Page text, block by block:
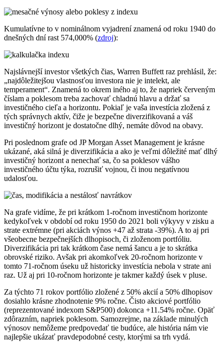
Kumulatívne to v nominálnom vyjadrení znamená od roku 1940 do
dnešných dní rast 574,000% (zdroj):
Najslávnejší investor všetkých čias, Warren Buffett raz prehlásil, že:
„najdôležitejšou vlastnosťou investora nie je intelekt, ale
temperament“. Znamená to okrem iného aj to, že napriek červeným
číslam a poklesom treba zachovať chladnú hlavu a držať sa
investičného cieľa a horizontu. Pokiaľ je vaša investícia zložená z
tých správnych aktív, čiže je bezpečne diverzifikovaná a váš
investičný horizont je dostatočne dlhý, nemáte dôvod na obavy.
Pri poslednom grafe od JP Morgan Asset Management je krásne
ukázané, aká silná je diverzifikácia a ako je veľmi dôležité mať dlhý
investičný horizont a nenechať sa, čo sa poklesov vášho
investičného účtu týka, rozrušiť vojnou, či inou negatívnou
udalosťou.
Na grafe vidíme, že pri krátkom 1-ročnom investičnom horizonte
kedykoľvek v období od roku 1950 do 2021 boli výkyvy v zisku a
strate extrémne (pri akciách výnos +47 až strata -39%). A to aj pri
všeobecne bezpečnejších dlhopisoch, či zloženom portfóliu.
Diverzifikácia pri tak krátkom čase nemá šancu a je to skrátka
obrovské riziko. Avšak pri akomkoľvek 20-ročnom horizonte v
tomto 71-ročnom úseku už historicky investícia nebola v strate ani
raz. Už aj pri 10-ročnom horizonte je takmer každý úsek v pluse.
Za týchto 71 rokov portfólio zložené z 50% akcií a 50% dlhopisov
dosiahlo krásne zhodnotenie 9% ročne. Čisto akciové portfólio
(reprezentované indexom S&P500) dokonca +11.54% ročne. Opäť
zdôrazním, napriek poklesom. Samozrejme, na základe minulých
výnosov nemôžeme predpovedať tie budúce, ale história nám vie
najlepšie ukázať pravdepodobné cesty, ktorými sa trh vydá.